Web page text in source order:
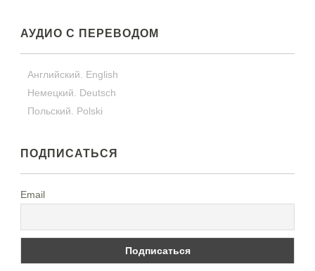
АУДИО С ПЕРЕВОДОМ
Английский. English
Немецкий. Deutsch
Польский. Polski
ПОДПИСАТЬСЯ
Email